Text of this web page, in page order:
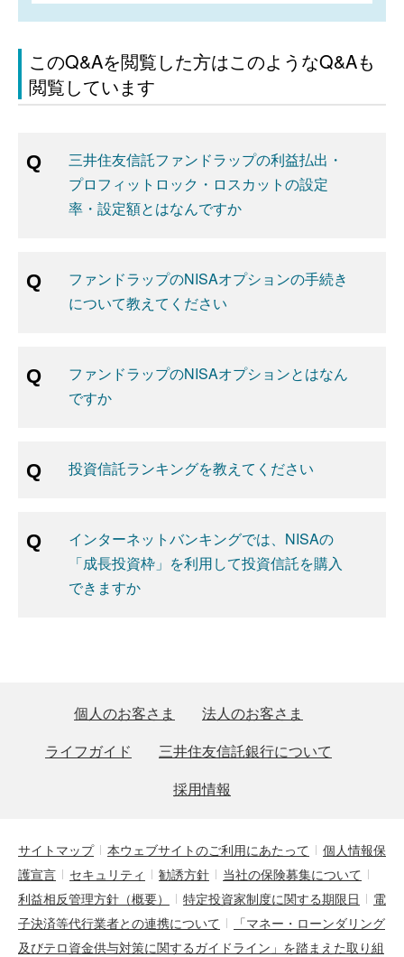
このQ&Aを閲覧した方はこのようなQ&Aも
閲覧しています
三井住友信託ファンドラップの利益払出・
プロフィットロック・ロスカットの設定
率・設定額とはなんですか
ファンドラップのNISAオプションの手続き
について教えてください
ファンドラップのNISAオプションとはなん
ですか
投資信託ランキングを教えてください
インターネットバンキングでは、NISAの
「成長投資枠」を利用して投資信託を購入
できますか
個人のお客さま
法人のお客さま
ライフガイド
三井住友信託銀行について
採用情報
サイトマップ 本ウェブサイトのご利用にあたって
個人情報保
護宣言
セキュリティ 勧誘方針
当社の保険募集について
利益相反管理方針（概要）
特定投資家制度に関する期限日
電
子決済等代行業者との連携について
「マネー・ローンダリング
及びテロ資金供与対策に関するガイドライン」を踏まえた取り組